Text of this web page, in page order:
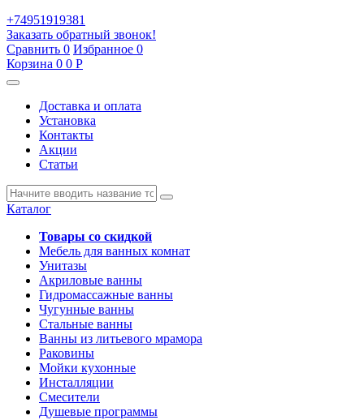
+74951919381
Заказать обратный звонок!
Сравнить 0 Избранное 0
Корзина 0 0 Р
Доставка и оплата
Установка
Контакты
Акции
Статьи
Каталог
Товары со скидкой
Мебель для ванных комнат
Унитазы
Акриловые ванны
Гидромассажные ванны
Чугунные ванны
Стальные ванны
Ванны из литьевого мрамора
Раковины
Мойки кухонные
Инсталляции
Смесители
Душевые программы